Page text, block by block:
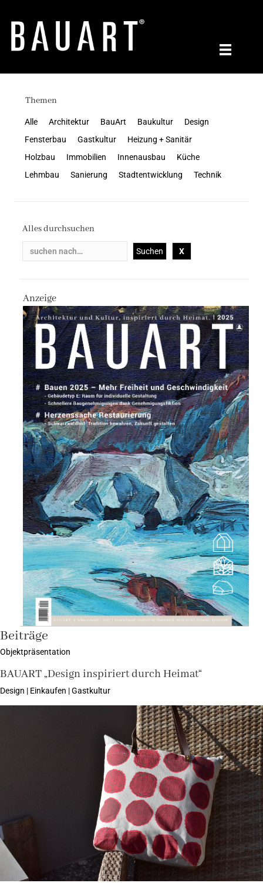
Beiträge
Objektpräsentation
BAUART „Design inspiriert durch Heimat“
Design | Einkaufen | Gastkultur
Themen
Alle Architektur BauArt Baukultur
Design
Fensterbau
Gastkultur
Heizung + Sanitär
Holzbau
Immobilien Innenausbau
Küche
Lehmbau
Sanierung Stadtentwicklung Technik
Alles durchsuchen
Anzeige